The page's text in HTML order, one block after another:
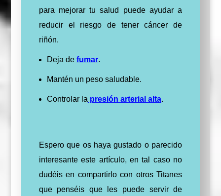
para mejorar tu salud puede ayudar a
reducir el riesgo de tener cáncer de
riñón.
Deja de fumar.
Mantén un peso saludable.
Controlar la presión arterial alta.
Espero que os haya gustado o parecido
interesante este artículo, en tal caso no
dudéis en compartirlo con otros Titanes
que penséis que les puede servir de